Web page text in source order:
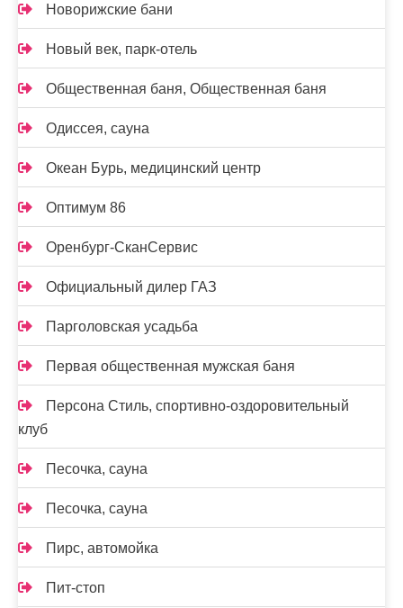
Новорижские бани
Новый век, парк-отель
Общественная баня, Общественная баня
Одиссея, сауна
Океан Бурь, медицинский центр
Оптимум 86
Оренбург-СканСервис
Официальный дилер ГАЗ
Парголовская усадьба
Первая общественная мужская баня
Персона Стиль, спортивно-оздоровительный
клуб
Песочка, сауна
Песочка, сауна
Пирс, автомойка
Пит-стоп